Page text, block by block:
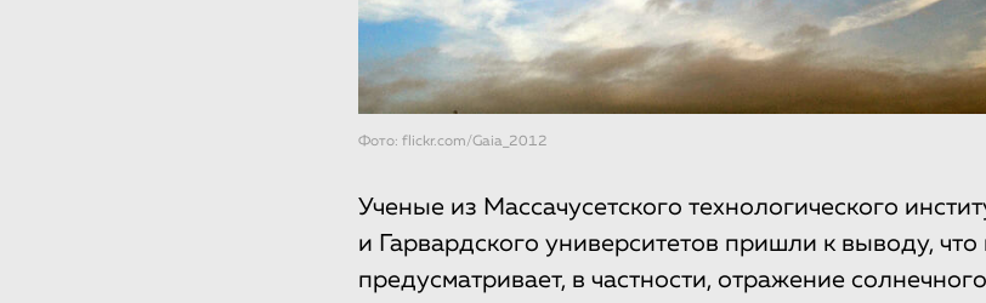
Фото: flickr.com/Gaia_2012
Ученые из Массачусетского технологического
и Гарвардского университетов пришли к выводу,
предусматривает, в частности, отражение